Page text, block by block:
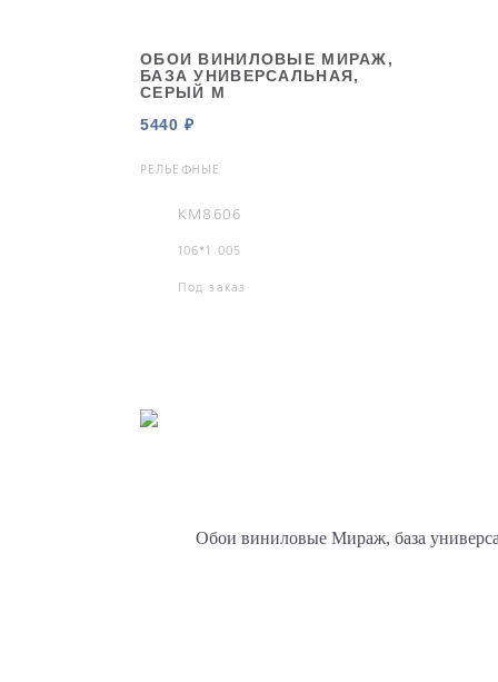
ОБОИ ВИНИЛОВЫЕ МИРАЖ,
БАЗА УНИВЕРСАЛЬНАЯ,
СЕРЫЙ М
5440 ₽
РЕЛЬЕФНЫЕ
KM8606
106*1 005
Под заказ